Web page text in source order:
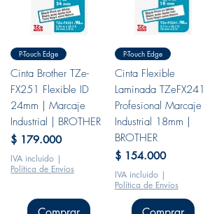
P-Touch Edge
Cinta Brother TZe-
FX251 Flexible ID
24mm | Marcaje
Industrial | BROTHER
Precio
$ 179.000
IVA incluido |
Política de Envíos
P-Touch Edge
Cinta Flexible
Laminada TZeFX241
Profesional Marcaje
Industrial 18mm |
BROTHER
Precio
$ 154.000
IVA incluido|
Política de Envíos